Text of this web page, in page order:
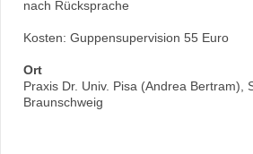
nach Rücksprache
Kosten: Guppensupervision 55 Euro
Ort
Praxis Dr. Univ. Pisa (Andrea Bertram),
Braunschweig